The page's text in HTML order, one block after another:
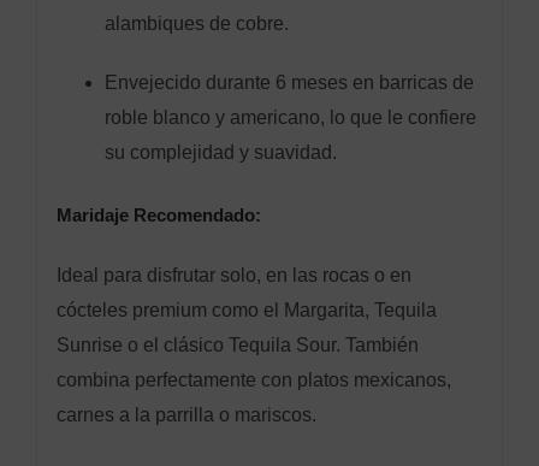
alambiques de cobre.
Envejecido durante 6 meses en barricas de
roble blanco y americano, lo que le confiere
su complejidad y suavidad.
Maridaje Recomendado:
Ideal para disfrutar solo, en las rocas o en
cócteles premium como el Margarita, Tequila
Sunrise o el clásico Tequila Sour. También
combina perfectamente con platos mexicanos,
carnes a la parrilla o mariscos.